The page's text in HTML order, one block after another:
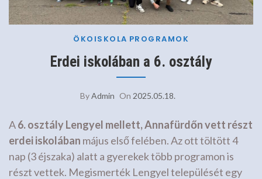
ÖKOISKOLA PROGRAMOK
Erdei iskolában a 6. osztály
ByAdmin On 2025.05.18.
A6. osztály Lengyel mellett, Annafürdőn vett részt
erdei iskolában május első felében. Az ott töltött 4
nap (3 éjszaka) alatt a gyerekek több programon is
részt vettek. Megismerték Lengyel települését egy